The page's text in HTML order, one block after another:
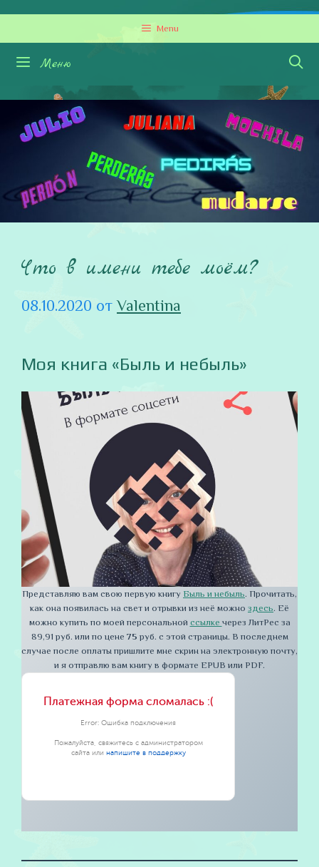
Перейти
содержимому
Menu
Меню
Что в имени тебе моём?
08.10.2020 отValentina
Моя книга «Быль и небыль»
Представляю вам свою первую книгу Быль и небыль. Прочитать,
как она появилась на свет и отрывки из неё можно здесь. Её
можно купить по моей персональной ссылке через ЛитРес за
89,91 руб. или по цене 75 руб. с этой страницы. В последнем
случае после оплаты пришлите мне скрин на электронную почту,
и я отправлю вам книгу в формате EPUB или PDF.